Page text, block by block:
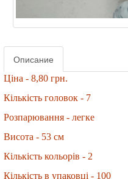
Описание
Ціна - 8,80 грн.
Кількість головок - 7
Розпарювання - легке
Висота - 53 см
Кількість кольорів - 2
Кількість в упаковці - 100